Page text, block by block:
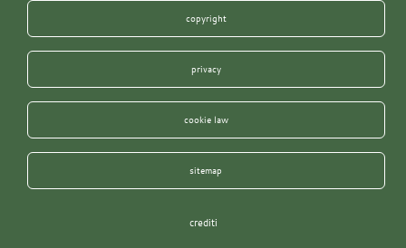
copyright
privacy
cookie law
sitemap
crediti